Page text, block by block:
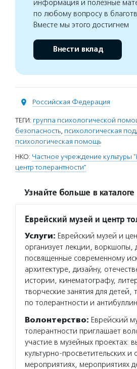
информация и полезные
по любому вопросу в
Вместе мы этого достигнем
Внести вклад
Российская Федерация
ТЕГИ: группа психологической
безопасность, психологическая
психологическая помощь
НКО: Частное учреждение культуры
центр толерантности"
Узнайте больше в
Еврейский музей и центр
Услуги: Еврейский музей и
организует лекции, воркшопы,
посвященные современному
архитектуре, дизайну,
истории, кинематографу,
творческие занятия для детей,
по толерантности и
Волонтерство: Еврейский
толерантности приглашает
участие в музейных проектах:
культурно-просветительских и
мероприятиях, мероприятиях